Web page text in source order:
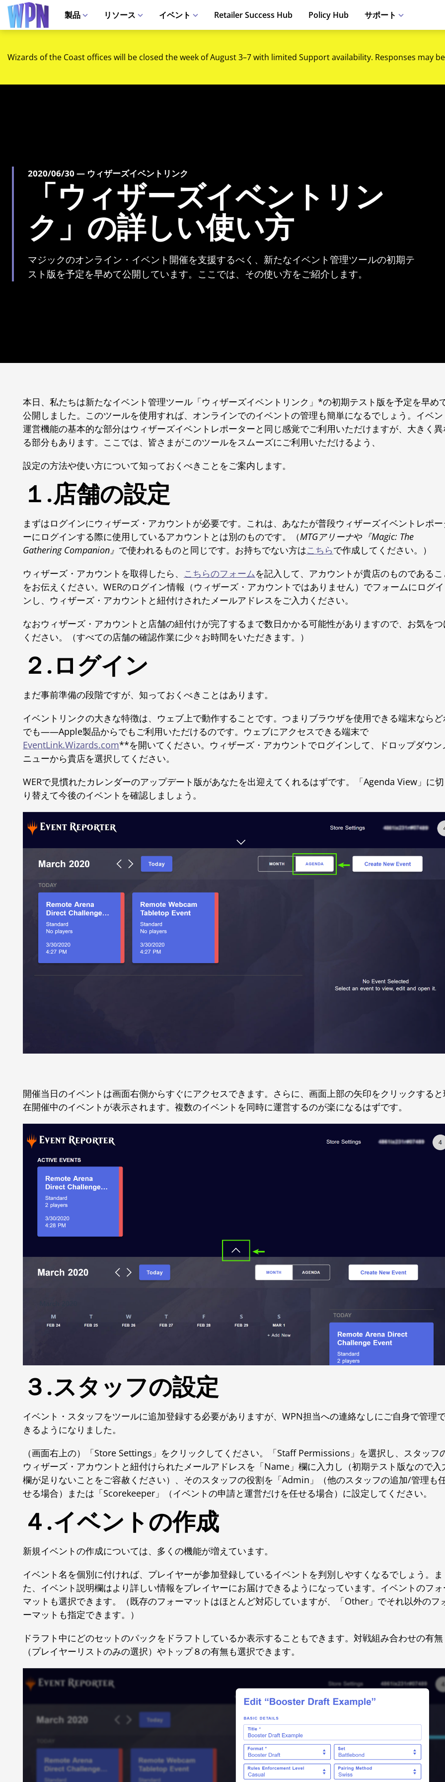
製品 リソース イベント Retailer Success Hub Policy Hub サポート
Wizards of the Coast offices will be closed the week of August 3–7 with limited Support availability. Responses may
2020/06/30 — ウィザーズイベントリンク
「ウィザーズイベントリン
ク」の詳しい使い方
マジックのオンライン・イベント開催を支援するべく、新たなイベント管理ツールの初期テ
スト版を予定を早めて公開しています。ここでは、その使い方をご紹介します。
本日、私たちは新たなイベント管理ツール「ウィザーズイベントリンク」*の初期テスト版を予定を早め
公開しました。このツールを使用すれば、オンラインでのイベントの管理も簡単になるでしょう。イベ
運営機能の基本的な部分はウィザーズイベントレポーターと同じ感覚でご利用いただけますが、大きく
る部分もあります。ここでは、皆さまがこのツールをスムーズにご利用いただけるよう、
設定の方法や使い方について知っておくべきことをご案内します。
１.店舗の設定
まずはログインにウィザーズ・アカウントが必要です。これは、あなたが普段ウィザーズイベントレポ
ーにログインする際に使用しているアカウントとは別のものです。（MTGアリーナや 『Magic: The
Gathering Companion』 で使われるものと同じです。お持ちでない方はこちらで作成してください。）
ウィザーズ・アカウントを取得したら、 こちらのフォームを記入して、アカウントが貴店のものである
をお伝えください。WERのログイン情報（ウィザーズ・アカウントではありません）でフォームにログイ
ンし、ウィザーズ・アカウントと紐付けされたメールアドレスをご入力ください。
なおウィザーズ・アカウントと店舗の紐付けが完了するまで数日かかる可能性がありますので、お気を
ください。（すべての店舗の確認作業に少々お時間をいただきます。）
２.ログイン
まだ事前準備の段階ですが、知っておくべきことはあります。
イベントリンクの大きな特徴は、ウェブ上で動作することです。つまりブラウザを使用できる端末なら
でも――Apple製品からでもご利用いただけるのです。ウェブにアクセスできる端末で
EventLink.Wizards.com**を開いてください。ウィザーズ・アカウントでログインして、ドロップダウン
ニューから貴店を選択してください。
WERで見慣れたカレンダーのアップデート版があなたを出迎えてくれるはずです。「Agenda View」に切
り替えて今後のイベントを確認しましょう。
開催当日のイベントは画面右側からすぐにアクセスできます。さらに、画面上部の矢印をクリックする
在開催中のイベントが表示されます。複数のイベントを同時に運営するのが楽になるはずです。
３.スタッフの設定
イベント・スタッフをツールに追加登録する必要がありますが、WPN担当への連絡なしにご自身で管理
きるようになりました。
（画面右上の）「Store Settings」をクリックしてください。「Staff Permissions」を選択し、スタッフ
ウィザーズ・アカウントと紐付けられたメールアドレスを「Name」欄に入力し（初期テスト版なので入
欄が足りないことをご容赦ください）、そのスタッフの役割を「Admin」（他のスタッフの追加/管理も
せる場合）または「Scorekeeper」（イベントの申請と運営だけを任せる場合）に設定してください。
４.イベントの作成
新規イベントの作成については、多くの機能が増えています。
イベント名を個別に付ければ、プレイヤーが参加登録しているイベントを判別しやすくなるでしょう。ま
た、イベント説明欄はより詳しい情報をプレイヤーにお届けできるようになっています。イベントのフ
マットも選択できます。（既存のフォーマットはほとんど対応していますが、「Other」でそれ以外のフ
ーマットも指定できます。）
ドラフト中にどのセットのパックをドラフトしているか表示することもできます。対戦組み合わせの有無
（プレイヤーリストのみの選択）やトップ８の有無も選択できます。